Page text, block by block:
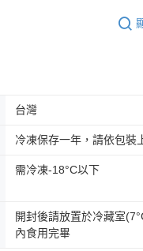
台灣
冷凍保存一年，請依包裝
需冷凍-18°C以下
開封後請放置於冷藏室
內食用完畢